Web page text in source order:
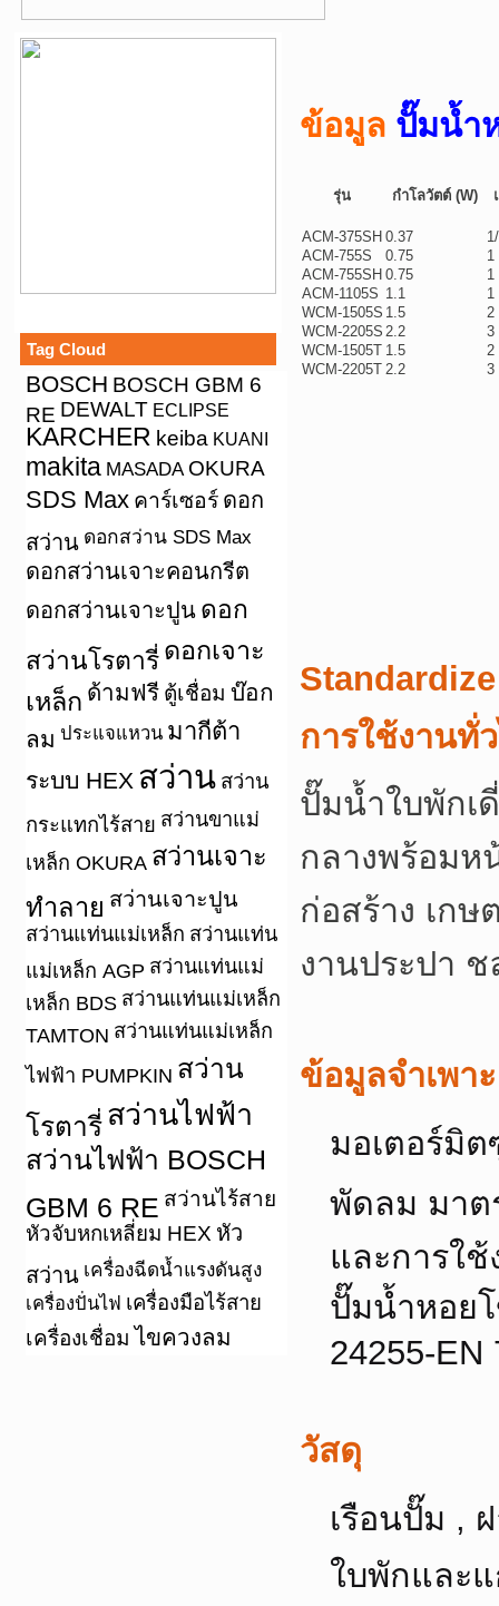
Tag Cloud
BOSCH BOSCH GBM 6
RE DEWALT ECLIPSE
KARCHER keiba KUANI
makita MASADA OKURA
SDS Max คาร์เซอร์ ดอก
สว่าน ดอกสว่าน SDS Max
ดอกสว่านเจาะคอนกรีต
ดอกสว่านเจาะปูน ดอก
สว่านโรตารี่ ดอกเจาะ
เหล็ก ด้ามฟรี ตู้เชื่อม บ๊อก
ลม ประแจแหวน มากีต้า
ระบบ HEX สว่าน สว่าน
กระแทกไร้สาย สว่านขาแม่
เหล็ก OKURA สว่านเจาะ
ทำลาย สว่านเจาะปูน
สว่านแท่นแม่เหล็ก สว่านแท่น
แม่เหล็ก AGP สว่านแท่นแม่
เหล็ก BDS สว่านแท่นแม่เหล็ก
TAMTON สว่านแท่นแม่เหล็ก
ไฟฟ้า PUMPKIN สว่าน
โรตารี่ สว่านไฟฟ้า
สว่านไฟฟ้า BOSCH
GBM 6 RE สว่านไร้สาย
หัวจับหกเหลี่ยม HEX หัว
สว่าน เครื่องฉีดน้ำแรงดันสูง
เครื่องปั่นไฟ เครื่องมือไร้สาย
เครื่องเชื่อม ไขควงลม
ข้อมูล ปั๊มน้ำ
รุ่น กำโลวัตต์ (W)
ACM-375SH 0.37
ACM-755S
0.75
1
ACM-755SH 0.75
1
ACM-1105S 1.1
1
WCM-1505S 1.5
2
WCM-2205S 2.2
3
WCM-1505T 1.5
2
WCM-2205T 2.2 3
การใช้งานทั่
ปั๊มน้ำใบพักเ
กลางพร้อมห
ก่อสร้าง เก
งานประปา
ข้อมูลจำเพาะ
มอเตอร์มิ
พัดลม มาต
และการใช้
ปั๊มน้ำหอย
24255-EN
วัสดุ
เรือนปั๊ม ,
ใบพักและ